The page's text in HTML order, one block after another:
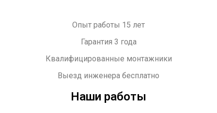
Опыт работы 15 лет
Гарантия 3 года
Квалифицированные монтажники
Выезд инженера бесплатно
Наши работы